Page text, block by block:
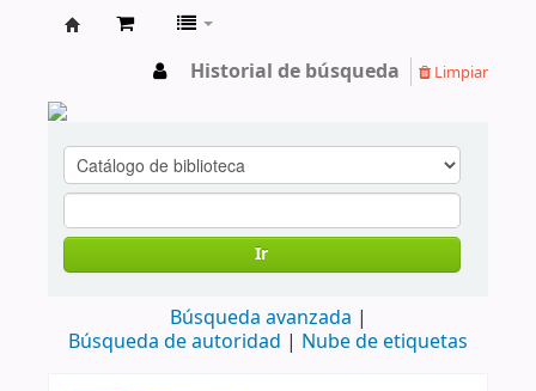
Historial de búsqueda Limpiar
Ir
Búsqueda avanzada
Búsqueda de autoridad
Nube de etiquetas